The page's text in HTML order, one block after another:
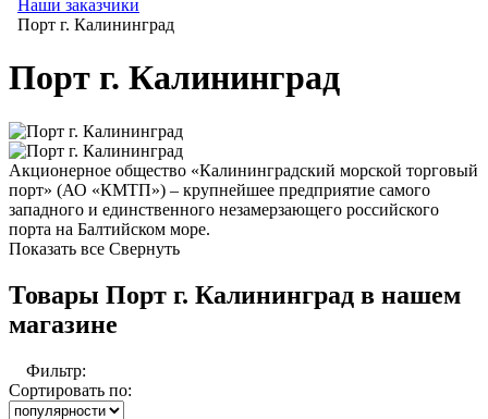
Наши заказчики
Порт г. Калининград
Порт г. Калининград
Акционерное общество «Калининградский морской торговый
порт» (АО «КМТП») – крупнейшее предприятие самого
западного и единственного незамерзающего российского
порта на Балтийском море.
Показать все Свернуть
Товары Порт г. Калининград в нашем
магазине
Фильтр:
Сортировать по: